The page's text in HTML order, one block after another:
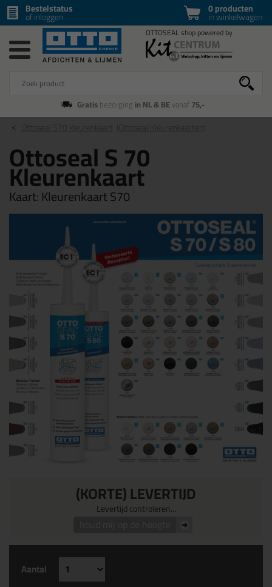
0 producten
in winkelwagen
Bestelstatus
of inloggen
Gratisbezorging in NL & BEvanaf75,-
Ottoseal S 70
Kleurenkaart
Kaart:Kleurenkaart S70
(KORTE) LEVERTIJD
Levertijd controleren...
Aantal